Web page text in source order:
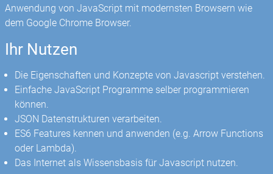
Anwendung von JavaScript mit modernsten Browsern wie
dem Google Chrome Browser.
Ihr Nutzen
Die Eigenschaften und Konzepte von Javascript verstehen.
Einfache JavaScript Programme selber programmieren
können.
JSON Datenstrukturen verarbeiten.
ES6 Features kennen und anwenden (e.g. Arrow Functions
oder Lambda).
Das Internet als Wissensbasis für Javascript nutzen.